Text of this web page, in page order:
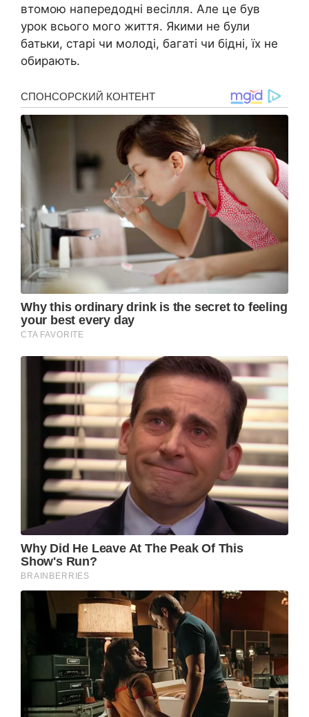
втомою напередодні весілля. Але це був
урок всього мого життя. Якими не були
батьки, старі чи молоді, багаті чи бідні, їх не
обирають.